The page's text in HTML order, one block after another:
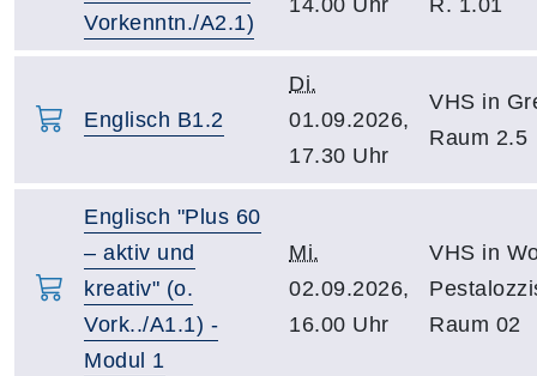
Vorkenntn./A2.1)
Englisch B1.2
Di.
01.09.2026,
17.30 Uhr
VHS in
Raum 2.5
Englisch "Plus 60
– aktiv und
kreativ" (o.
Vork../A1.1) -
Modul 1
Mi.
02.09.2026,
16.00 Uhr
VHS in
Raum 02